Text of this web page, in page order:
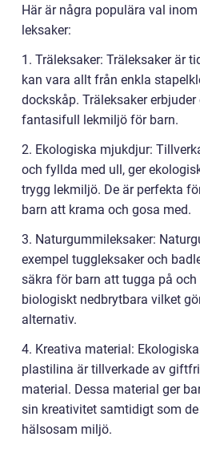
Här är några populära val
leksaker:
1. Träleksaker: Träleksaker är
kan vara allt från enkla
dockskåp. Träleksaker
fantasifull lekmiljö för barn.
2. Ekologiska mjukdjur:
och fyllda med ull, ger
trygg lekmiljö. De är perfekta
barn att krama och gosa med.
3. Naturgummileksaker:
exempel tuggleksaker och
säkra för barn att tugga på och
biologiskt nedbrytbara vilket
alternativ.
4. Kreativa material:
plastilina är tillverkade av
material. Dessa material ger
sin kreativitet samtidigt som
hälsosam miljö.